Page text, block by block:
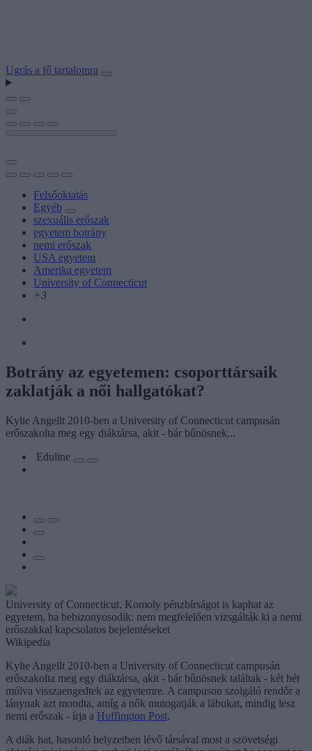
Ugrás a fő tartalomra
Felsőoktatás
Egyéb
szexuális erőszak
egyetem botrány
nemi erőszak
USA egyetem
Amerika egyetem
University of Connecticut
+3
Botrány az egyetemen: csoporttársaik
zaklatják a női hallgatókat?
Kylie Angellt 2010-ben a University of Connecticut campusán
erőszakolta meg egy diáktársa, akit - bár bűnösnek...
Eduline
University of Connecticut. Komoly pénzbírságot is kaphat az
egyetem, ha bebizonyosodik: nem megfelelően vizsgálták ki a nemi
erőszakkal kapcsolatos bejelentéseket
Wikipedia
Kylie Angellt 2010-ben a University of Connecticut campusán
erőszakolta meg egy diáktársa, akit - bár bűnösnek találtak - két hét
múlva visszaengedtek az egyetemre. A campuson szolgáló rendőr a
lánynak azt mondta, amíg a nők mutogatják a lábukat, mindig lesz
nemi erőszak - írja a Huffington Post.
A diák hat, hasonló helyzetben lévő társával most a szövetségi